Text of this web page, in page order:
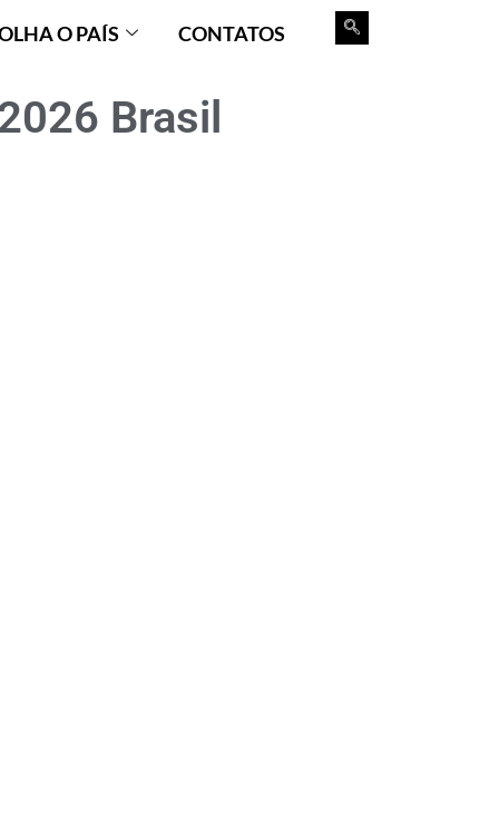
O PAÍS CONTATOS
Brasil